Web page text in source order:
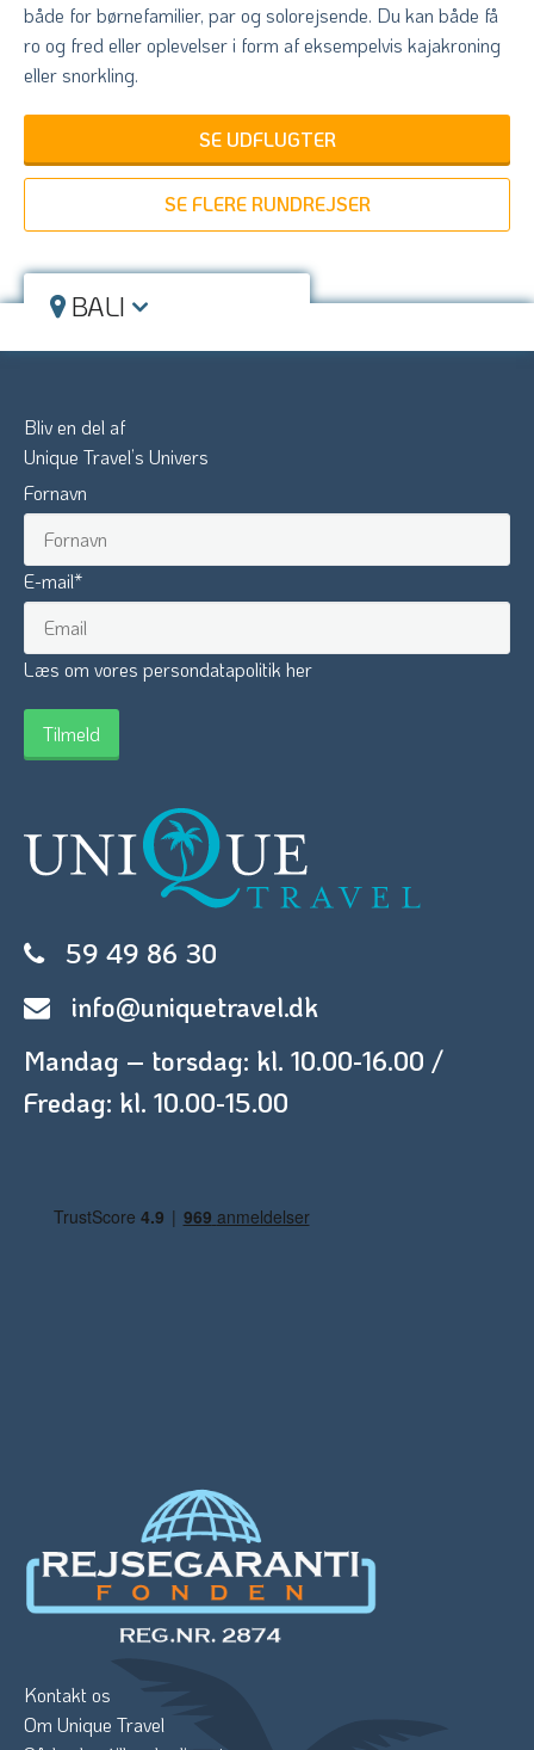
både for børnefamilier, par og solorejsende. Du kan både få
ro og fred eller oplevelser i form af eksempelvis kajakroning
eller snorkling.
SE UDFLUGTER
SE FLERE RUNDREJSER
BALI
Bliv en del af
Unique Travel’s Univers
Fornavn
E-mail*
Læs om vores persondatapolitik her
59 49 86 30
info@uniquetravel.dk
Mandag – torsdag: kl. 10.00-16.00 /
Fredag: kl. 10.00-15.00
Kontakt os
Om Unique Travel